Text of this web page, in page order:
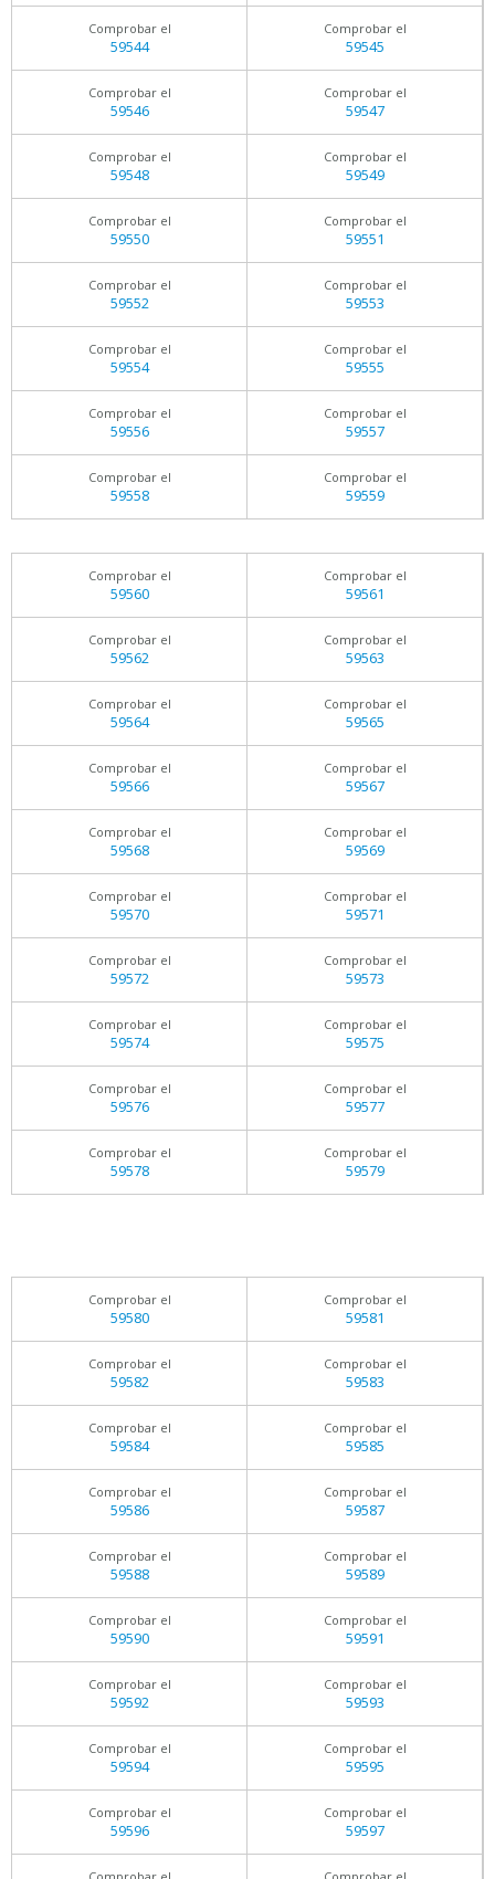
Comprobar el
59544
Comprobar el
59545
Comprobar el
59546
Comprobar el
59547
Comprobar el
59548
Comprobar el
59549
Comprobar el
59550
Comprobar el
59551
Comprobar el
59552
Comprobar el
59553
Comprobar el
59554
Comprobar el
59555
Comprobar el
59556
Comprobar el
59557
Comprobar el
59558
Comprobar el
59559
Comprobar el
59560
Comprobar el
59561
Comprobar el
59562
Comprobar el
59563
Comprobar el
59564
Comprobar el
59565
Comprobar el
59566
Comprobar el
59567
Comprobar el
59568
Comprobar el
59569
Comprobar el
59570
Comprobar el
59571
Comprobar el
59572
Comprobar el
59573
Comprobar el
59574
Comprobar el
59575
Comprobar el
59576
Comprobar el
59577
Comprobar el
59578
Comprobar el
59579
Comprobar el
59580
Comprobar el
59581
Comprobar el
59582
Comprobar el
59583
Comprobar el
59584
Comprobar el
59585
Comprobar el
59586
Comprobar el
59587
Comprobar el
59588
Comprobar el
59589
Comprobar el
59590
Comprobar el
59591
Comprobar el
59592
Comprobar el
59593
Comprobar el
59594
Comprobar el
59595
Comprobar el
59596
Comprobar el
59597